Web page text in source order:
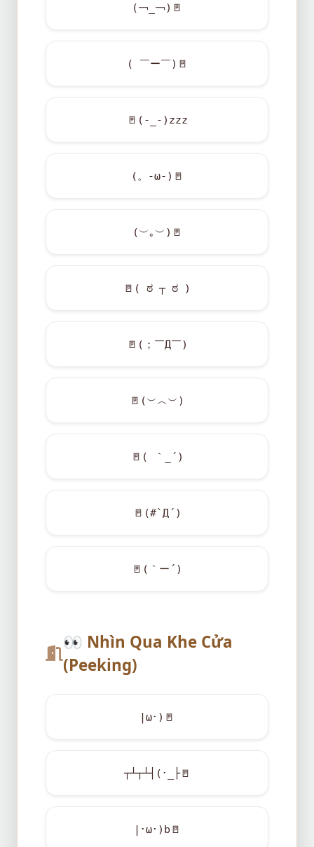
(￢_￢) 🚪
( ￣ー￣) 🚪
🚪 (-_-)zzz
(。-ω-) 🚪
(︶｡︶) 🚪
🚪 ( ಠ ┬ ಠ )
🚪 (；￣Д￣)
🚪 (︶︿︶)
🚪 ( ｀_´)
🚪 (#`Д´)
🚪 (｀ー´)
👀 Nhìn Qua Khe Cửa
(Peeking)
|ω･) 🚪
┬┴┬┴┤(･_├🚪
|･ω･)b 🚪